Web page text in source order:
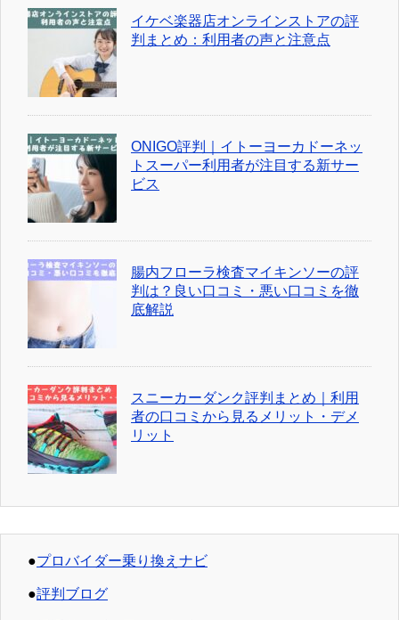
イケベ楽器店オンラインストアの評
判まとめ：利用者の声と注意点
ONIGO評判｜イトーヨーカドーネッ
トスーパー利用者が注目する新サー
ビス
腸内フローラ検査マイキンソーの評
判は？良い口コミ・悪い口コミを徹
底解説
スニーカーダンク評判まとめ｜利用
者の口コミから見るメリット・デメ
リット
●プロバイダー乗り換えナビ
●評判ブログ